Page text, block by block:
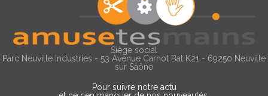
Siège social
Parc Neuville Industries - 53 Avenue Carnot Bat K21 - 69250 Neuville
sur Saône
Pour suivre notre actu